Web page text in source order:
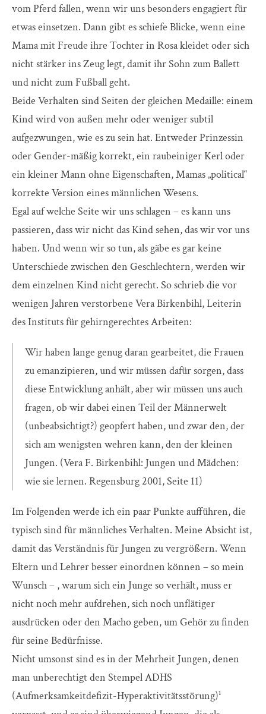
vom Pferd fallen, wenn wir uns besonders engagiert für
etwas einsetzen. Dann gibt es schiefe Blicke, wenn eine
Mama mit Freude ihre Tochter in Rosa kleidet oder sich
nicht stärker ins Zeug legt, damit ihr Sohn zum Ballett
und nicht zum Fußball geht.
Beide Verhalten sind Seiten der gleichen Medaille: einem
Kind wird von außen mehr oder weniger subtil
aufgezwungen, wie es zu sein hat. Entweder Prinzessin
oder Gender-mäßig korrekt, ein raubeiniger Kerl oder
ein kleiner Mann ohne Eigenschaften, Mamas „political“
korrekte Version eines männlichen Wesens.
Egal auf welche Seite wir uns schlagen – es kann uns
passieren, dass wir nicht das Kind sehen, das wir vor uns
haben. Und wenn wir so tun, als gäbe es gar keine
Unterschiede zwischen den Geschlechtern, werden wir
dem einzelnen Kind nicht gerecht. So schrieb die vor
wenigen Jahren verstorbene Vera Birkenbihl, Leiterin
des Instituts für gehirngerechtes Arbeiten:
Wir haben lange genug daran gearbeitet, die Frauen
zu emanzipieren, und wir müssen dafür sorgen, dass
diese Entwicklung anhält, aber wir müssen uns auch
fragen, ob wir dabei einen Teil der Männerwelt
(unbeabsichtigt?) geopfert haben, und zwar den, der
sich am wenigsten wehren kann, den der kleinen
Jungen. (Vera F. Birkenbihl: Jungen und Mädchen:
wie sie lernen. Regensburg 2001, Seite 11)
Im Folgenden werde ich ein paar Punkte aufführen, die
typisch sind für männliches Verhalten. Meine Absicht ist,
damit das Verständnis für Jungen zu vergrößern. Wenn
Eltern und Lehrer besser einordnen können – so mein
Wunsch – , warum sich ein Junge so verhält, muss er
nicht noch mehr aufdrehen, sich noch unflätiger
ausdrücken oder den Macho geben, um Gehör zu finden
für seine Bedürfnisse.
Nicht umsonst sind es in der Mehrheit Jungen, denen
man unberechtigt den Stempel ADHS
(Aufmerksamkeitdefizit-Hyperaktivitätsstörung)¹